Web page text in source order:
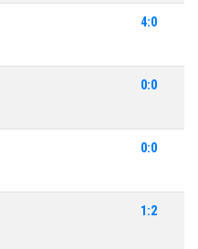
4:0
0:0
0:0
1:2